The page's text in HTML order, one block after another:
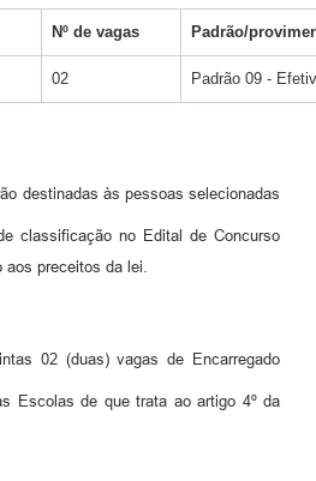
Nº de vagas Padrão/
02 Padrão 09 -
destinadas às pessoas selecionadas
classificação no Edital de Concurso
preceitos da lei.
02 (duas) vagas de Encarregado
Escolas de que trata ao artigo 4º da